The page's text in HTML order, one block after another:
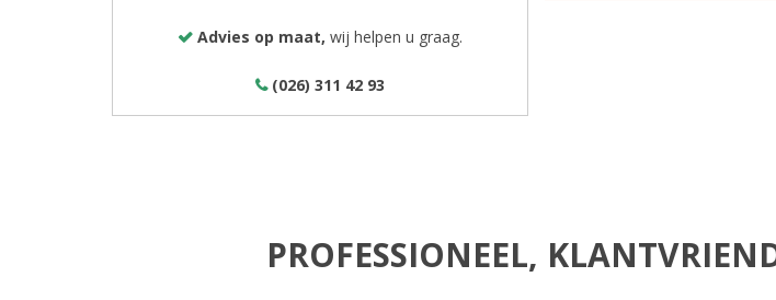
Advies op maat, wij helpen u graag.
(026) 311 42 93
PROFESSIONEEL,